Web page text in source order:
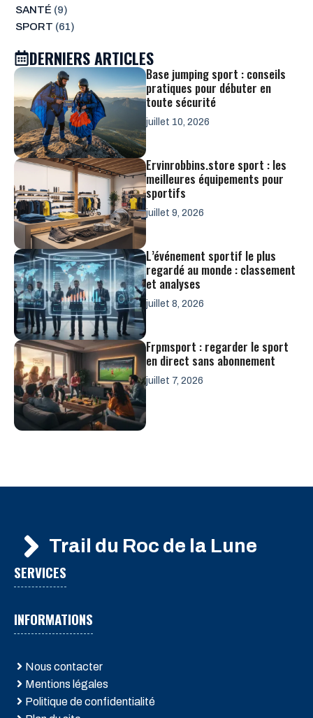
SANTÉ (9)
SPORT (61)
DERNIERS ARTICLES
Base jumping sport : conseils
pratiques pour débuter en
toute sécurité
juillet 10, 2026
Ervinrobbins.store sport : les
meilleures équipements pour
sportifs
juillet 9, 2026
L’événement sportif le plus
regardé au monde : classement
et analyses
juillet 8, 2026
Frpmsport : regarder le sport
en direct sans abonnement
juillet 7, 2026
Trail du Roc de la Lune
SERVICES
INFORMATIONS
Nous contacter
Mentions légales
Politique de confidentialité